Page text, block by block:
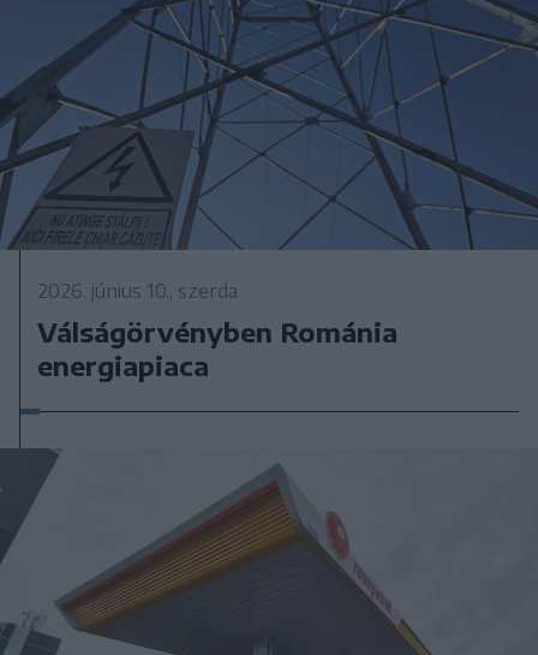
2026. június 10., szerda
Válságörvényben Románia
energiapiaca